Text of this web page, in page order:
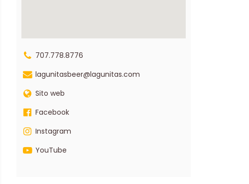
707.778.8776
lagunitasbeer@lagunitas.com
Sito web
Facebook
Instagram
YouTube